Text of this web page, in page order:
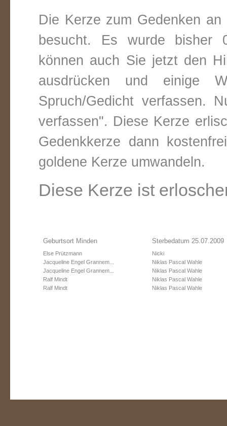
Die Kerze zum Gedenken
besucht. Es wurde bisher
können auch Sie jetzt den
ausdrücken und einige
Spruch/Gedicht verfassen.
verfassen". Diese Kerze
Gedenkkerze dann
goldene Kerze umwandeln.
Diese Kerze ist
Geburtsort Minden
Else Prützmann
Jacqueline Engel Grannem...
Jacqueline Engel Grannem...
Ralf Mindt
Ralf Mindt
Sterbedatum 25.07.2009
Nicki
Niklas Pascal Wahle
Niklas Pascal Wahle
Niklas Pascal Wahle
Niklas Pascal Wahle